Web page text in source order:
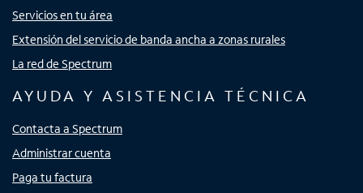
Servicios en tu área
Extensión del servicio de banda ancha a zonas rurales
La red de Spectrum
AYUDA Y ASISTENCIA TÉCNICA
Contacta a Spectrum
Administrar cuenta
Paga tu factura